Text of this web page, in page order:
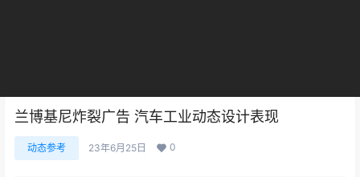
兰博基尼炸裂广告 汽车工业动态设计表现
动态参考 23年6月25日 0